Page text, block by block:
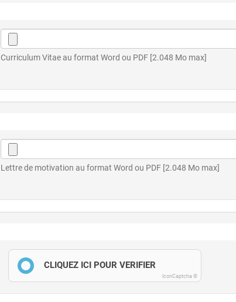
Curriculum Vitae au format Word ou PDF [2.048 Mo max]
Lettre de motivation au format Word ou PDF [2.048 Mo max]
IconCaptcha ©
CLIQUEZ ICI POUR VÉRIFIER